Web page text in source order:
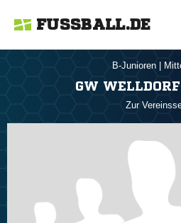
FUSSBALL.DE
B-Junioren
GW
Zur